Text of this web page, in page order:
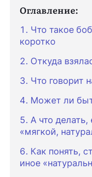
Оглавление:
Что такое
коротко
Откуда
Что говорит
Может ли
А что делать,
«мягкой,
Как понять,
иное